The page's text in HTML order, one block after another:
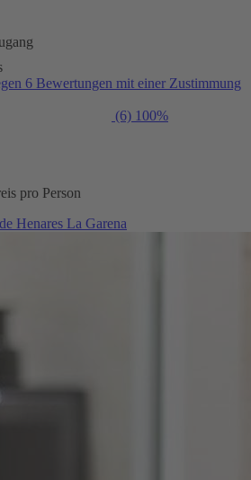
6 Bewertungen mit einer Zustimmung
(6) 100%
pro Person
Henares La Garena